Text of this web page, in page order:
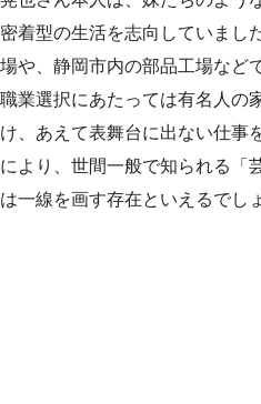
密着型の生活を志向していまし
場や、静岡市内の部品工場など
職業選択にあたっては有名人の
け、あえて表舞台に出ない仕事
により、世間一般で知られる「
は一線を画す存在といえるでし